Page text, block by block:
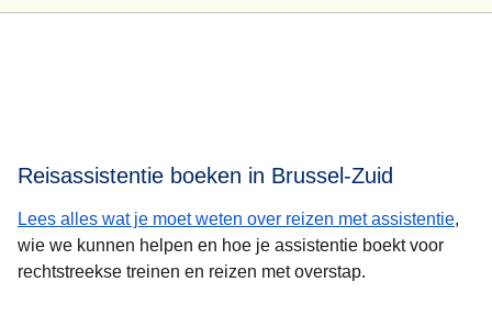
Reisassistentie boeken in Brussel-Zuid
Lees alles wat je moet weten over reizen met assistentie,
wie we kunnen helpen en hoe je assistentie boekt voor
rechtstreekse treinen en reizen met overstap.